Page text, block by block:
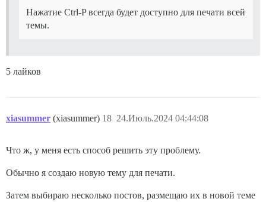
Нажатие Ctrl-P всегда будет доступно для печати всей
темы.
5 лайков
xiasummer (xiasummer) 24.Июль.2024 04:44:08
18
Что ж, у меня есть способ решить эту проблему.
Обычно я создаю новую тему для печати.
Затем выбираю несколько постов, размещаю их в новой теме